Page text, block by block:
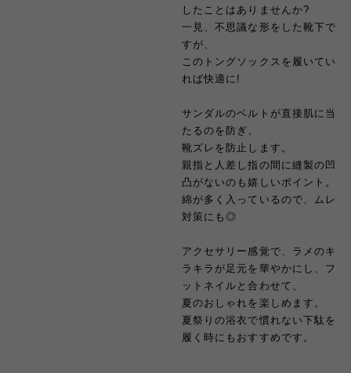
したことはありませんか?
一見、不思議な形をした靴下で
すが、
このトングソックスを履いてい
れば快適に!
サンダルのベルトが直接肌に当
たるのを防ぎ、
靴ズレを防止します。
親指と人差し指の間に縫製の凹
凸がないのも嬉しいポイント。
綿が多く入っているので、ムレ
対策にも◎
アクセサリー感覚で、ラメのキ
ラキラが足元を華やかにし、フ
ットネイルと合わせて、
夏のおしゃれを楽しめます。
夏祭りの浴衣で慣れない下駄を
履く時にもおすすめです。